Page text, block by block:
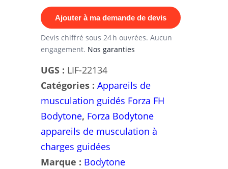
Bodytone
Ajouter à ma demande de devis
Devis chiffré sous 24 h ouvrées. Aucun
engagement. Nos garanties
UGS : LIF-22134
Catégories : Appareils de
musculation guidés Forza FH
Bodytone, Forza Bodytone
appareils de musculation à
charges guidées
Marque : Bodytone